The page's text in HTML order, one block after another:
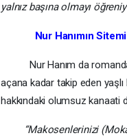
yalnız başına olmayı
Nur Hanımın Sitemi
Nur Hanım da romandaki
açana kadar takip eden yaşlı
hakkındaki olumsuz kanaati
“Makosenlerinizi